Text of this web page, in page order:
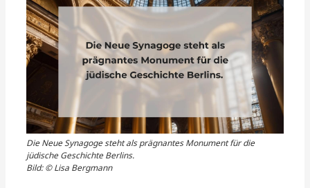
Die Neue Synagoge steht als prägnantes Monument für die
jüdische Geschichte Berlins.
Bild: © Lisa Bergmann